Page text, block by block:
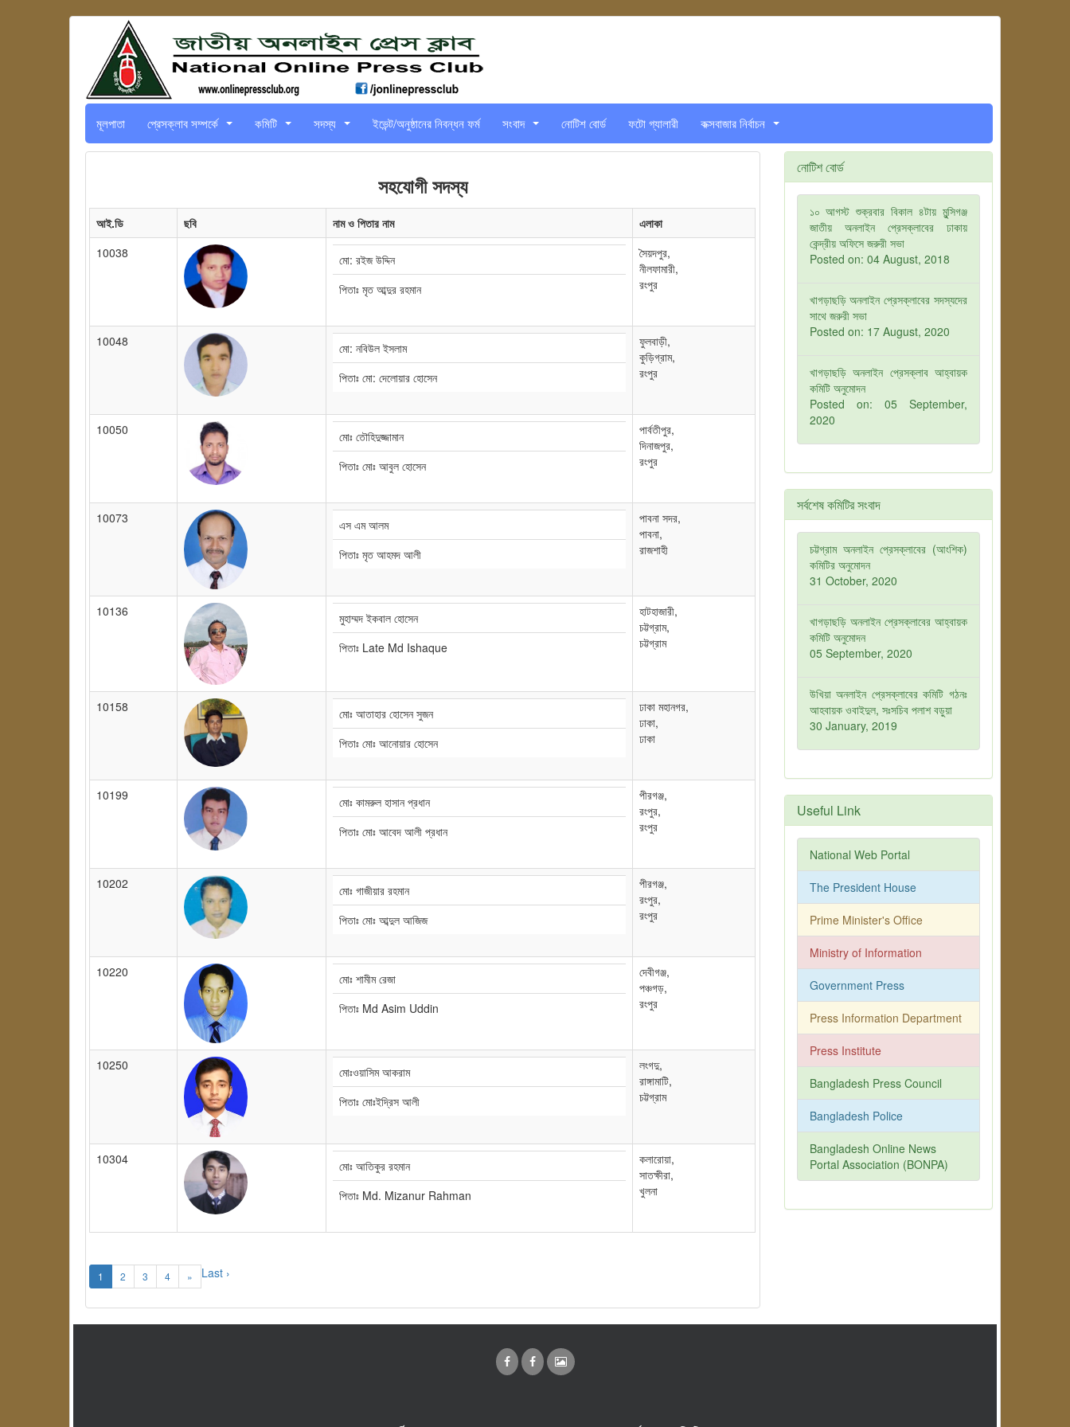
মূলপাতা প্রেসক্লাব সম্পর্কে কমিটি সদস্য ইভেন্ট/অনুষ্ঠানের নিবন্ধন ফর্ম সংবাদ নোটিশ বোর্ড ফটো গ্যালারী কক্সবাজার নির্বাচন
সহযোগী সদস্য
আই.ডি ছবি নাম ও পিতার নাম
এলাকা
10038
মো: রইজ উদ্দিন
পিতাঃ মৃত আব্দুর রহমান
সৈয়দপুর,
নীলফামারী,
রংপুর
10048
মো: নবিউল ইসলাম
পিতাঃ মো: দেলোয়ার হোসেন
ফুলবাড়ী,
কুড়িগ্রাম,
রংপুর
10050
মোঃ তৌহিদুজ্জামান
পিতাঃ মোঃ আবুল হোসেন
পার্বতীপুর,
দিনাজপুর,
রংপুর
10073
এস এম আলম
পিতাঃ মৃত আহমদ আলী
পাবনা সদর,
পাবনা,
রাজশাহী
10136
মুহাম্মদ ইকবাল হোসেন
পিতাঃ Late Md Ishaque
হাটহাজারী,
চট্টগ্রাম,
চট্টগ্রাম
10158
মোঃ আতাহার হোসেন সুজন
পিতাঃ মোঃ আনোয়ার হোসেন
ঢাকা মহানগর,
ঢাকা,
ঢাকা
10199
মোঃ কামরুল হাসান প্রধান
পিতাঃ মোঃ আবেদ আলী প্রধান
পীরগঞ্জ,
রংপুর,
রংপুর
10202
মোঃ গাজীয়ার রহমান
পিতাঃ মোঃ আব্দুল আজিজ
পীরগঞ্জ,
রংপুর,
রংপুর
10220
মোঃ শামীম রেজা
পিতাঃ Md Asim Uddin
দেবীগঞ্জ,
পঞ্চগড়,
রংপুর
10250
মোঃওয়াসিম আকরাম
পিতাঃ মোঃইদ্রিস আলী
লংগদু,
রাঙ্গামাটি,
চট্টগ্রাম
10304
মোঃ আতিকুর রহমান
পিতাঃ Md. Mizanur Rahman
কলারোয়া,
সাতক্ষীরা,
খুলনা
1 2 3 4 » Last ›
নোটিশ বোর্ড
১০ আগস্ট শুক্রবার বিকাল ৪টায় মুন্সিগঞ্জ
জাতীয় অনলাইন প্রেসক্লাবের ঢাকায়
কেন্দ্রীয় অফিসে জরুরী সভা
Posted on: 04 August, 2018
খাগড়াছড়ি অনলাইন প্রেসক্লাবের সদস্যদের
সাথে জরুরী সভা
Posted on: 17 August, 2020
খাগড়াছড়ি অনলাইন প্রেসক্লাব আহ্বায়ক
কমিটি অনুমোদন
Posted on: 05 September,
2020
সর্বশেষ কমিটির সংবাদ
চট্টগ্রাম অনলাইন প্রেসক্লাবের (আংশিক)
কমিটির অনুমোদন
31 October, 2020
খাগড়াছড়ি অনলাইন প্রেসক্লাবের আহ্বায়ক
কমিটি অনুমোদন
05 September, 2020
উখিয়া অনলাইন প্রেসক্লাবের কমিটি গঠনঃ
আহবায়ক ওবাইদুল, সঃসচিব পলাশ বড়ুয়া
30 January, 2019
Useful Link
National Web Portal
The President House
Prime Minister's Office
Ministry of Information
Government Press
Press Information Department
Press Institute
Bangladesh Press Council
Bangladesh Police
Bangladesh Online News
Portal Association (BONPA)